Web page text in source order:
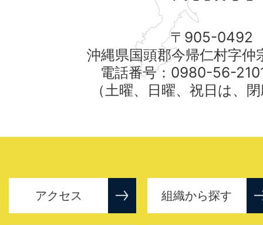
〒905-0492
沖縄県国頭郡今帰仁村字仲
電話番号：0980-56-
（土曜、日曜、祝日は、
アクセス 組織から探す